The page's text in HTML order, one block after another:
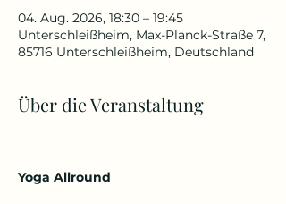
04. Aug. 2026, 18:30 – 19:45
Unterschleißheim, Max-Planck-Straße 7,
85716 Unterschleißheim, Deutschland
Über die Veranstaltung
Yoga Allround